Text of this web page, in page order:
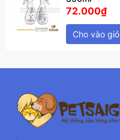
72.000₫
Cho vào giỏ